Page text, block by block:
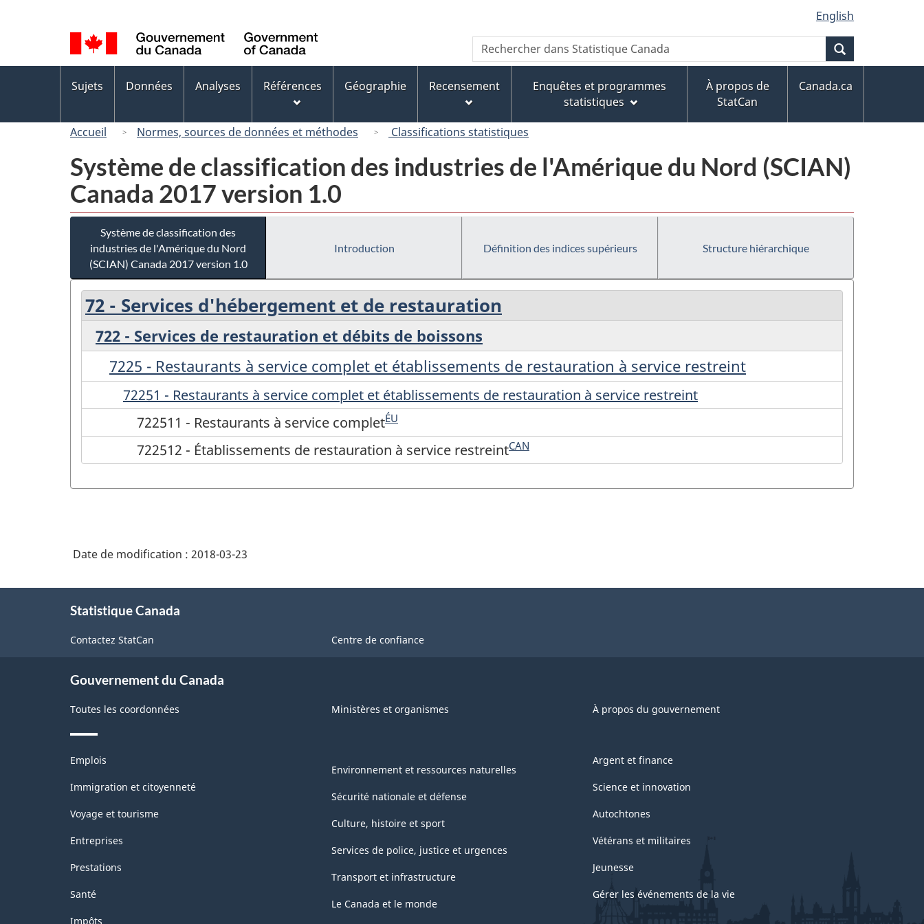
au
contenu
principal
« À
propos
de
ce
version
HTML
simplifiée
de
la
langue
English
Canada
Recherche
Rechercher
dans
Canada
des
Sujets Données Analyses Références Géographie Recensement
Enquêtes et programmes
statistiques
À propos de
StatCan
Canada.ca
Accueil Normes, sources de données et méthodes Classifications statistiques
Système de classification des industries de l'Amérique du Nord (SCIAN)
Canada 2017 version 1.0
Système de classification des
industries de l'Amérique du Nord
(SCIAN) Canada 2017 version 1.0
Introduction Définition des indices supérieurs Structure hiérarchique
72 - Services d'hébergement et de restauration
722 - Services de restauration et débits de boissons
7225 - Restaurants à service complet et établissements de restauration à service restreint
72251 - Restaurants à service complet et établissements de restauration à service restreint
722511 - Restaurants à service completÉU
722512 - Établissements de restauration à service restreintCAN
Date de modification : 2018-03-23
Statistique Canada
Contactez StatCan Centre de confiance
Gouvernement du Canada
Toutes les coordonnées Ministères et organismes À propos du gouvernement
Thèmes
sujets
Emplois
Immigration et citoyenneté
Voyage et tourisme
Entreprises
Prestations
Santé
Impôts
Environnement et ressources naturelles
Sécurité nationale et défense
Culture, histoire et sport
Services de police, justice et urgences
Transport et infrastructure
Le Canada et le monde
Argent et finance
Science et innovation
Autochtones
Vétérans et militaires
Jeunesse
Gérer les événements de la vie